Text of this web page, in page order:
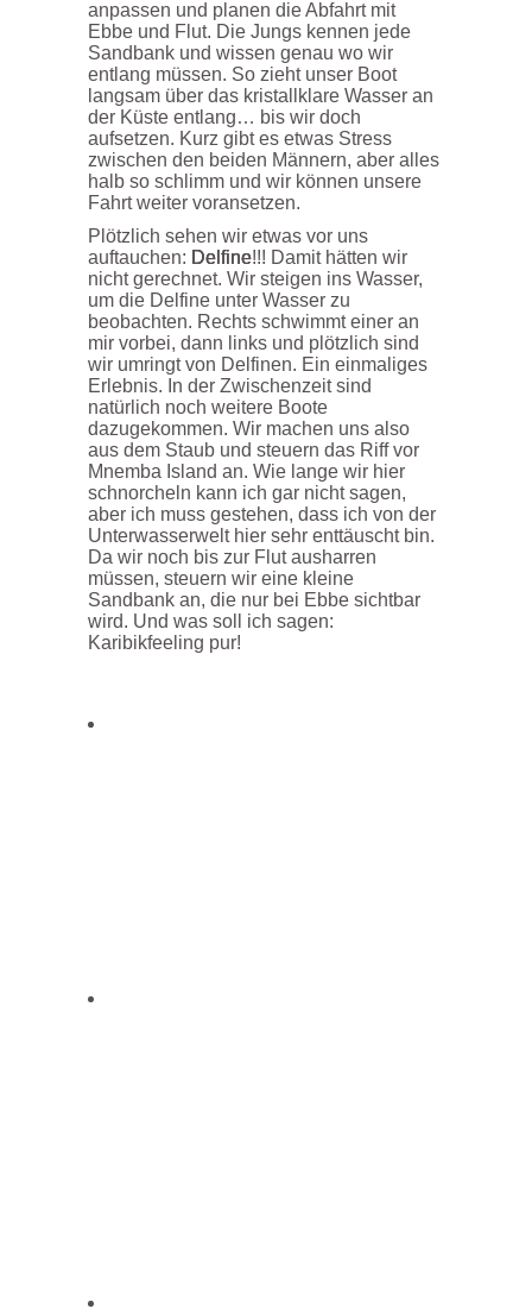
anpassen und planen die Abfahrt mit
Ebbe und Flut. Die Jungs kennen jede
Sandbank und wissen genau wo wir
entlang müssen. So zieht unser Boot
langsam über das kristallklare Wasser an
der Küste entlang… bis wir doch
aufsetzen. Kurz gibt es etwas Stress
zwischen den beiden Männern, aber alles
halb so schlimm und wir können unsere
Fahrt weiter voransetzen.
Plötzlich sehen wir etwas vor uns
auftauchen: Delfine!!! Damit hätten wir
nicht gerechnet. Wir steigen ins Wasser,
um die Delfine unter Wasser zu
beobachten. Rechts schwimmt einer an
mir vorbei, dann links und plötzlich sind
wir umringt von Delfinen. Ein einmaliges
Erlebnis. In der Zwischenzeit sind
natürlich noch weitere Boote
dazugekommen. Wir machen uns also
aus dem Staub und steuern das Riff vor
Mnemba Island an. Wie lange wir hier
schnorcheln kann ich gar nicht sagen,
aber ich muss gestehen, dass ich von der
Unterwasserwelt hier sehr enttäuscht bin.
Da wir noch bis zur Flut ausharren
müssen, steuern wir eine kleine
Sandbank an, die nur bei Ebbe sichtbar
wird. Und was soll ich sagen:
Karibikfeeling pur!